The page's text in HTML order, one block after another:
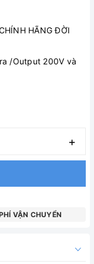
HÃNG ĐỜI
/Output 200V và
+
VẬN CHUYỂN